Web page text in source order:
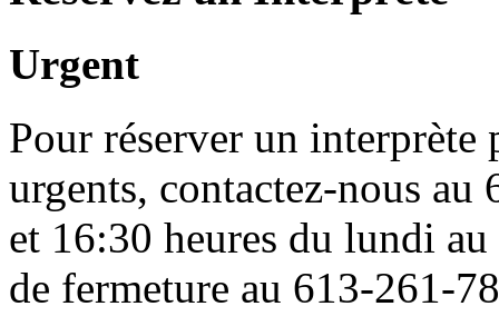
Urgent
Pour réserver un interprète
urgents, contactez-nous
et 16:30 heures du lundi
de fermeture au 613-261-